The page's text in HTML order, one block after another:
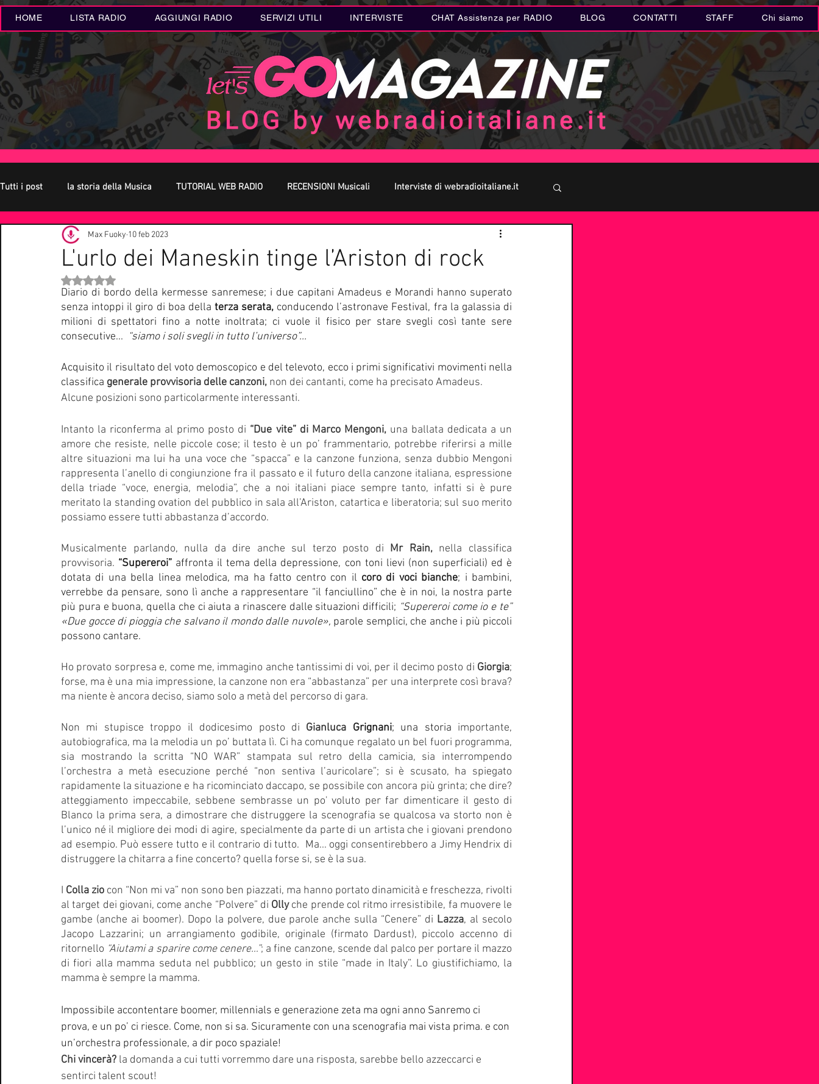
HOME LISTA RADIO AGGIUNGI RADIO SERVIZI UTILI INTERVISTE CHAT Assistenza per RADIO BLOG CONTATTI STAFF Chi siamo
Tutti i post la storia della Musica TUTORIAL WEB RADIO RECENSIONI Musicali Interviste di webradioitaliane.it
Concerti Live Eventi MUSICA Letteratura
Curiosità Radio Novità RADIO
EUROVISION SONG CONTEST Donne Biografie Riflessioni in MUSICA
Notizie Musica Consigli Life Coaching Intervista alla RADIO Anniversari Sanremo
L'urlo dei Maneskin tinge l’Ariston di rock
Max Fuoky 10 feb 2023
Valutazione NaN stelle su 5.
Diario di bordo della kermesse sanremese; i due capitani Amadeus e Morandi hanno superato
senza intoppi il giro di boa della terza serata, conducendo l’astronave Festival, fra la galassia di
milioni di spettatori fino a notte inoltrata; ci vuole il fisico per stare svegli così tante sere
consecutive... “siamo i soli svegli in tutto l’universo”...
Acquisito il risultato del voto demoscopico e del televoto, ecco i primi significativi movimenti nella
classifica generale provvisoria delle canzoni, non dei cantanti, come ha precisato Amadeus.
Alcune posizioni sono particolarmente interessanti.
Intanto la riconferma al primo posto di “Due vite” di Marco Mengoni, una ballata dedicata a un
amore che resiste, nelle piccole cose; il testo è un po’ frammentario, potrebbe riferirsi a mille
altre situazioni ma lui ha una voce che “spacca” e la canzone funziona, senza dubbio Mengoni
rappresenta l’anello di congiunzione fra il passato e il futuro della canzone italiana, espressione
della triade “voce, energia, melodia”, che a noi italiani piace sempre tanto, infatti si è pure
meritato la standing ovation del pubblico in sala all’Ariston, catartica e liberatoria; sul suo merito
possiamo essere tutti abbastanza d’accordo.
Musicalmente parlando, nulla da dire anche sul terzo posto di Mr Rain, nella classifica
provvisoria. “Supereroi” affronta il tema della depressione, con toni lievi (non superficiali) ed è
dotata di una bella linea melodica, ma ha fatto centro con il coro di voci bianche; i bambini,
verrebbe da pensare, sono lì anche a rappresentare “il fanciullino” che è in noi, la nostra parte
più pura e buona, quella che ci aiuta a rinascere dalle situazioni difficili; “Supereroi come io e te”
«Due gocce di pioggia che salvano il mondo dalle nuvole», parole semplici, che anche i più piccoli
possono cantare.
Ho provato sorpresa e, come me, immagino anche tantissimi di voi, per il decimo posto di Giorgia;
forse, ma è una mia impressione, la canzone non era “abbastanza” per una interprete così brava?
ma niente è ancora deciso, siamo solo a metà del percorso di gara.
Non mi stupisce troppo il dodicesimo posto di Gianluca Grignani; una storia importante,
autobiografica, ma la melodia un po’ buttata lì. Ci ha comunque regalato un bel fuori programma,
sia mostrando la scritta “NO WAR” stampata sul retro della camicia, sia interrompendo
l’orchestra a metà esecuzione perché “non sentiva l’auricolare”; si è scusato, ha spiegato
rapidamente la situazione e ha ricominciato daccapo, se possibile con ancora più grinta; che dire?
atteggiamento impeccabile, sebbene sembrasse un po' voluto per far dimenticare il gesto di
Blanco la prima sera, a dimostrare che distruggere la scenografia se qualcosa va storto non è
l’unico né il migliore dei modi di agire, specialmente da parte di un artista che i giovani prendono
ad esempio. Può essere tutto e il contrario di tutto.  Ma... oggi consentirebbero a Jimy Hendrix di
distruggere la chitarra a fine concerto? quella forse si, se è la sua.
I Colla zio con “Non mi va” non sono ben piazzati, ma hanno portato dinamicità e freschezza, rivolti
al target dei giovani, come anche “Polvere” di Olly che prende col ritmo irresistibile, fa muovere le
gambe (anche ai boomer). Dopo la polvere, due parole anche sulla “Cenere” di Lazza, al secolo
Jacopo Lazzarini; un arrangiamento godibile, originale (firmato Dardust), piccolo accenno di
ritornello “Aiutami a sparire come cenere…”; a fine canzone, scende dal palco per portare il mazzo
di fiori alla mamma seduta nel pubblico; un gesto in stile “made in Italy”. Lo giustifichiamo, la
mamma è sempre la mamma.
Impossibile accontentare boomer, millennials e generazione zeta ma ogni anno Sanremo ci
prova, e un po’ ci riesce. Come, non si sa. Sicuramente con una scenografia mai vista prima. e con
un’orchestra professionale, a dir poco spaziale!
Chi vincerà? la domanda a cui tutti vorremmo dare una risposta, sarebbe bello azzeccarci e
sentirci talent scout!